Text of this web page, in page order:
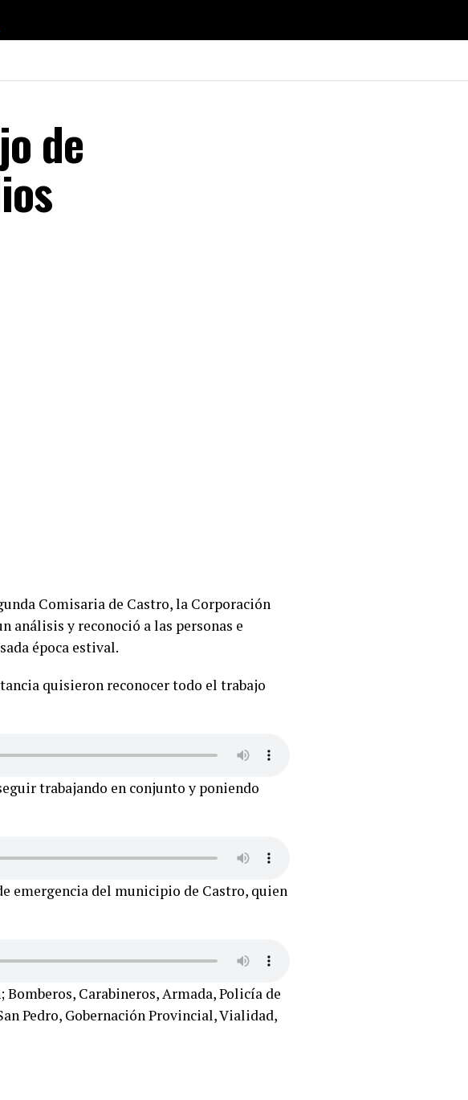
de
Comisaria de Castro, la Corporación
análisis y reconoció a las personas e
época estival.
quisieron reconocer todo el trabajo
trabajando en conjunto y poniendo
emergencia del municipio de Castro, quien
Carabineros, Armada, Policía de
Pedro, Gobernación Provincial, Vialidad,